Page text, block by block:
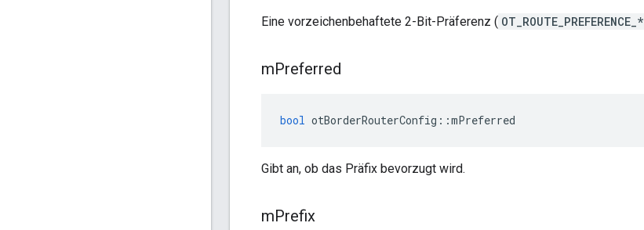
Eine vorzeichenbehaftete 2-Bit-Präferenz ( OT_ROUTE_PREFERENCE_*
mPreferred
bool otBorderRouterConfig ::mPreferred
Gibt an, ob das Präfix bevorzugt wird.
mPrefix